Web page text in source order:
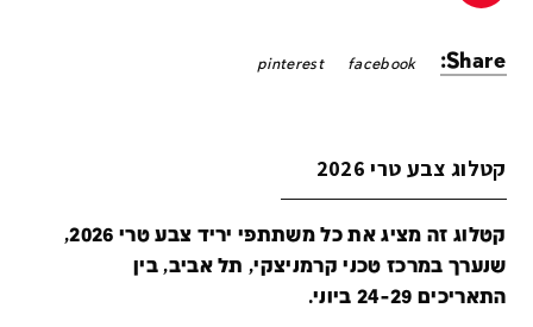
Share:
facebook
pinterest
קטלוג צבע טרי 2026
קטלוג זה מציג את כל משתתפי יריד צבע טרי 2026,
שנערך במרכז טכני קרמניצקי, תל אביב, בין
התאריכים 24-29 ביוני.